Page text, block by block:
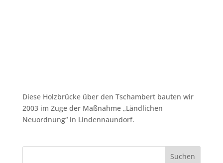
Diese Holzbrücke über den Tschambert bauten wir
2003 im Zuge der Maßnahme „Ländlichen
Neuordnung“ in Lindennaundorf.